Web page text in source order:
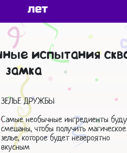
лет
испытания
замка
ЗЕЛЬЕ ДРУЖБЫ
Самые необычные ингредиенты
смешаны, чтобы получить магическое
зелье, которое будет невероятно
вкусным